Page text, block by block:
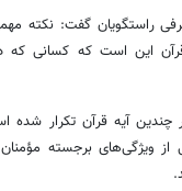
راستگویان
این است که کسانی که
از ویژگی‌های برجسته